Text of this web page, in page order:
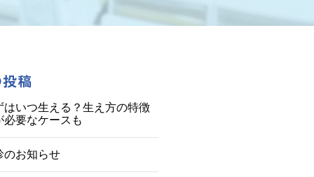
稿
はいつ生える？生え方の特徴
必要なケースも
のお知らせ